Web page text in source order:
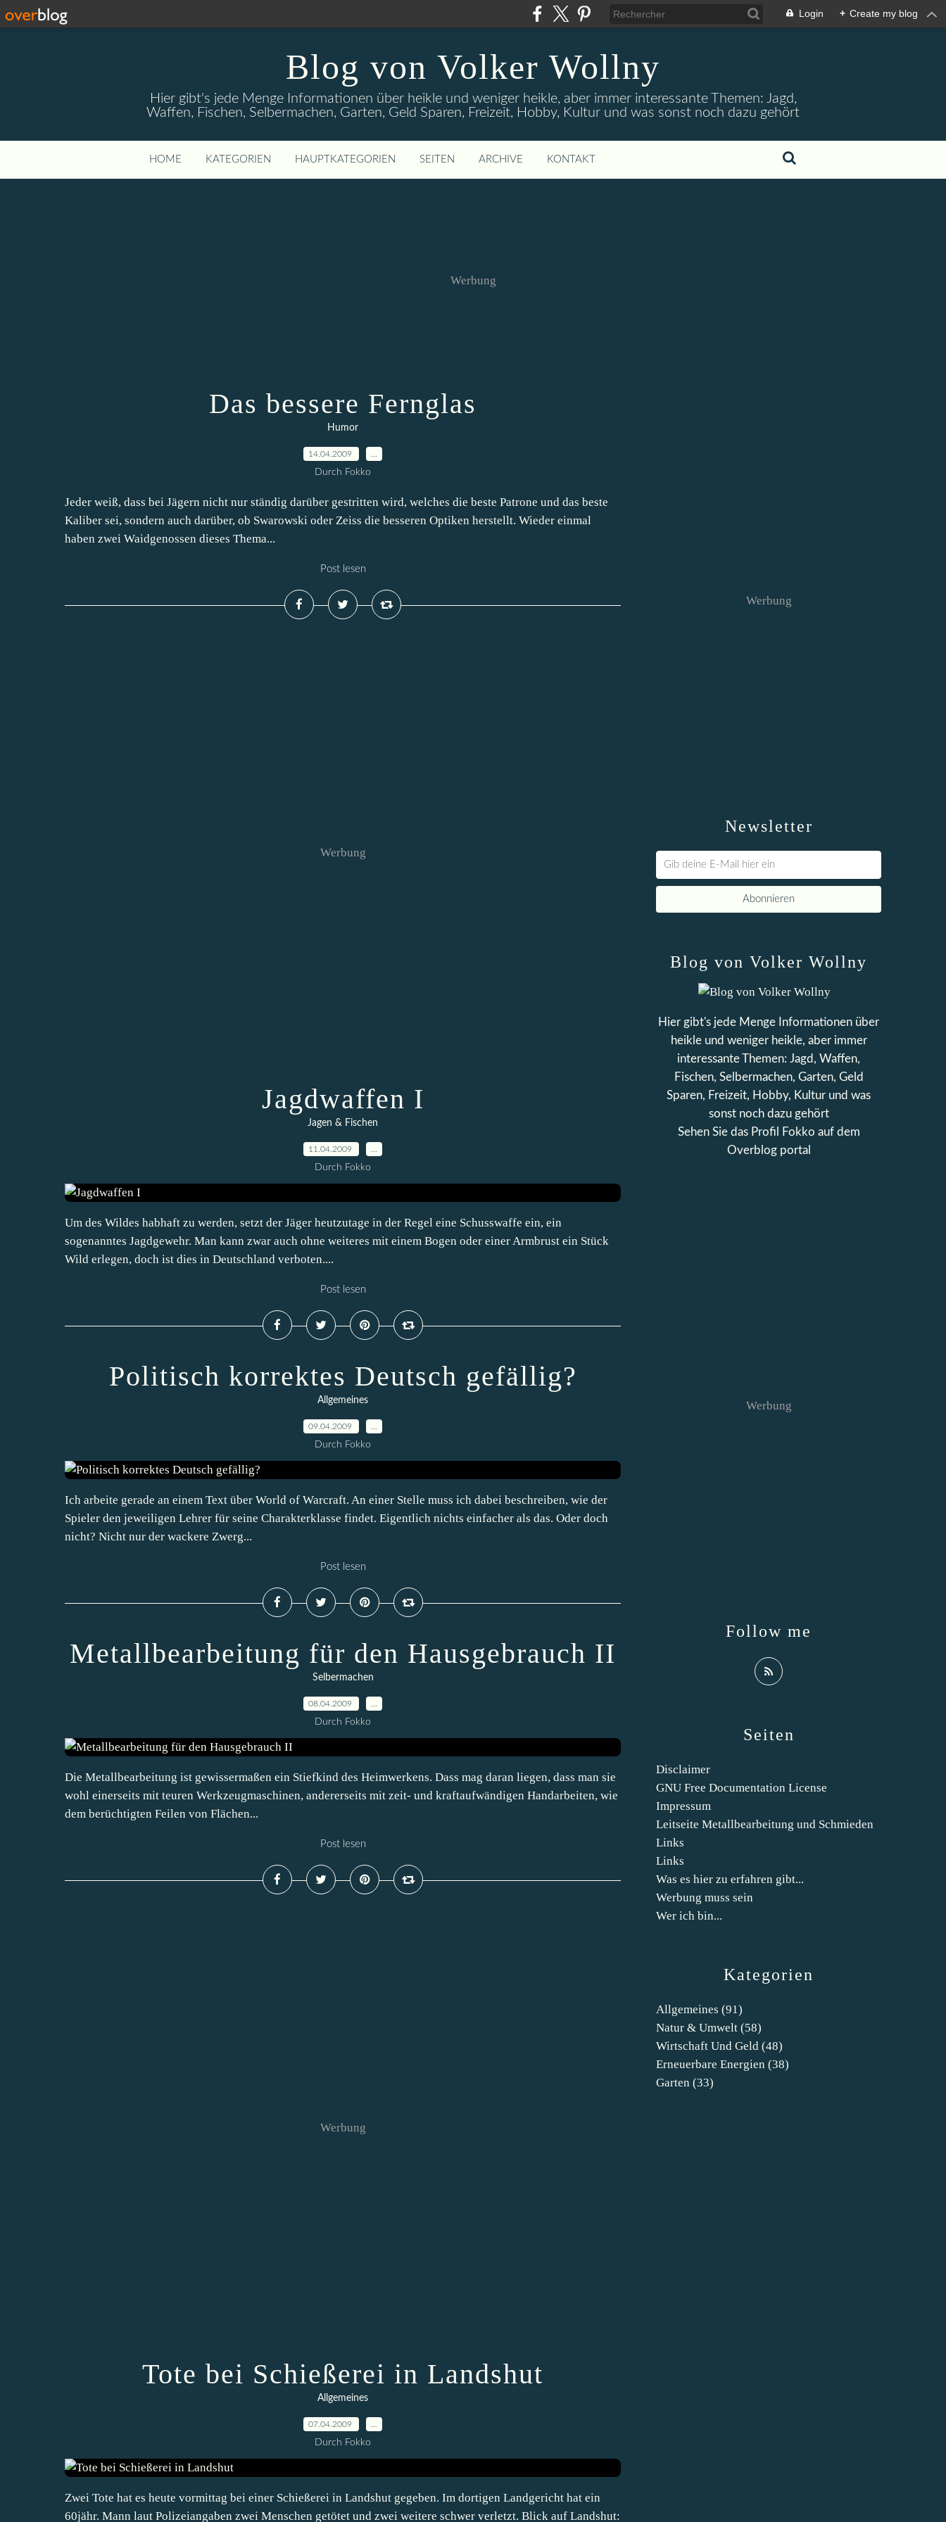
Login + Create my blog
Blog von Volker Wollny
Hier gibt's jede Menge Informationen über heikle und weniger heikle, aber immer interessante Themen: Jagd,
Waffen, Fischen, Selbermachen, Garten, Geld Sparen, Freizeit, Hobby, Kultur und was sonst noch dazu gehört
HOME KATEGORIEN HAUPTKATEGORIEN SEITEN ARCHIVE KONTAKT
Werbung
Das bessere Fernglas
Humor
14.04.2009
Durch Fokko
Jeder weiß, dass bei Jägern nicht nur ständig darüber gestritten wird, welches die beste Patrone und das beste
Kaliber sei, sondern auch darüber, ob Swarowski oder Zeiss die besseren Optiken herstellt. Wieder einmal
haben zwei Waidgenossen dieses Thema...
Post lesen
Werbung
Jagdwaffen I
Jagen & Fischen
11.04.2009
Durch Fokko
Um des Wildes habhaft zu werden, setzt der Jäger heutzutage in der Regel eine Schusswaffe ein, ein
sogenanntes Jagdgewehr. Man kann zwar auch ohne weiteres mit einem Bogen oder einer Armbrust ein Stück
Wild erlegen, doch ist dies in Deutschland verboten....
Post lesen
Politisch korrektes Deutsch gefällig?
Allgemeines
09.04.2009
Durch Fokko
Ich arbeite gerade an einem Text über World of Warcraft. An einer Stelle muss ich dabei beschreiben, wie der
Spieler den jeweiligen Lehrer für seine Charakterklasse findet. Eigentlich nichts einfacher als das. Oder doch
nicht? Nicht nur der wackere Zwerg...
Post lesen
Metallbearbeitung für den Hausgebrauch II
Selbermachen
08.04.2009
Durch Fokko
Die Metallbearbeitung ist gewissermaßen ein Stiefkind des Heimwerkens. Dass mag daran liegen, dass man sie
wohl einerseits mit teuren Werkzeugmaschinen, andererseits mit zeit- und kraftaufwändigen Handarbeiten, wie
dem berüchtigten Feilen von Flächen...
Post lesen
Werbung
Tote bei Schießerei in Landshut
Allgemeines
07.04.2009
Durch Fokko
Zwei Tote hat es heute vormittag bei einer Schießerei in Landshut gegeben. Im dortigen Landgericht hat ein
60jähr. Mann laut Polizeiangaben zwei Menschen getötet und zwei weitere schwer verletzt. Blick auf Landshut:
Newsletter
Werbung
Kategorien
Allgemeines (91)
Natur & Umwelt (58)
Wirtschaft Und Geld (48)
Erneuerbare Energien (38)
Garten (33)
Seiten
Disclaimer
GNU Free Documentation License
Impressum
Leitseite Metallbearbeitung und Schmieden
Links
Links
Was es hier zu erfahren gibt...
Werbung muss sein
Wer ich bin...
Blog von Volker Wollny
Hier gibt's jede Menge Informationen über
heikle und weniger heikle, aber immer
interessante Themen: Jagd, Waffen,
Fischen, Selbermachen, Garten, Geld
Sparen, Freizeit, Hobby, Kultur und was
sonst noch dazu gehört
Sehen Sie das Profil
Fokko auf dem
Overblog portal
Follow me
Werbung